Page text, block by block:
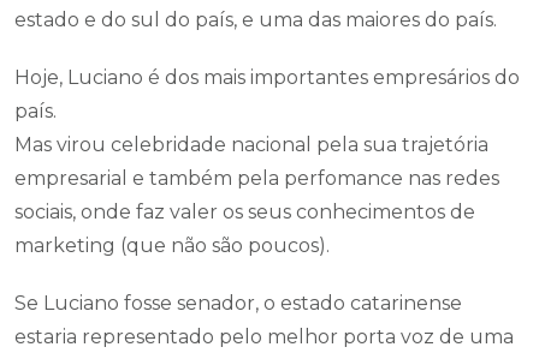
estado e do sul do país, e uma das maiores do país.
Hoje, Luciano é dos mais importantes empresários do
país.
Mas virou celebridade nacional pela sua trajetória
empresarial e também pela perfomance nas redes
sociais, onde faz valer os seus conhecimentos de
marketing (que não são poucos).
Se Luciano fosse senador, o estado catarinense
estaria representado pelo melhor porta voz de uma